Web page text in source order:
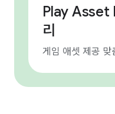
Play Asset
리
게임 애셋 제공 맞